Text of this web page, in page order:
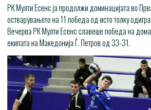
РК Мулти Есенс ја продолжи доминацијата во
остварувањето на 11 победа од исто толку
Вечерва РК Мулти Есенс славеше победа на
екипата на Македонија Ѓ. Петров од 33-31.